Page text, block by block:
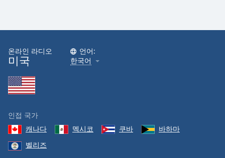
온라인 라디오
미국
언어:
한국어
인접 국가
캐나다
멕시코 쿠바
바하마
벨리즈